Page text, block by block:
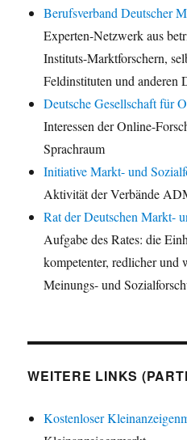
Berufsverband Deutscher
Experten-Netzwerk aus
Instituts-Marktforschern,
Feldinstituten und anderen
Deutsche Gesellschaft für
Interessen der Online-
Sprachraum
Initiative Markt- und
Aktivität der Verbände
Rat der Deutschen Markt-
Aufgabe des Rates: die
kompetenter, redlicher und
Meinungs- und
WEITERE LINKS
Kostenloser